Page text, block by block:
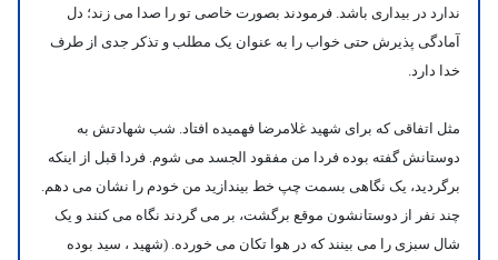
ندارد در بیداری باشد. فرمودند بصورت خاصی تو را صدا می زند؛ دل
آمادگی پذیرش حتی خواب را به عنوان یک مطلب و تذکر جدی از طرف
خدا دارد.
مثل اتفاقی که برای شهید غلامرضا فهمیده افتاد. شب شهادتش به
دوستانش گفته بوده فردا من مفقود الجسد می شوم. فردا قبل از اینکه
برگردید، یک نگاهی بسمت چپ خط بیندازید من خودم را نشان می دهم.
چند نفر از دوستانشون موقع برگشت، بر می گردند نگاه می کنند و یک
شال سبزی را می بینند که در هوا تکان می خورده. (شهید ، سید بوده